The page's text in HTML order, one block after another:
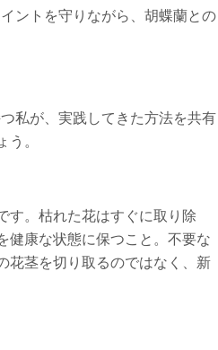
ントを守りながら、胡蝶蘭との
私が、実践してきた方法を共有
。
す。枯れた花はすぐに取り除
健康な状態に保つこと。不要な
花茎を切り取るのではなく、新